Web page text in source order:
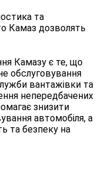
та
Камаз дозволять
Камазу є те, що
обслуговування
вантажівки та
непередбачених
знизити
автомобіля, а
та безпеку на